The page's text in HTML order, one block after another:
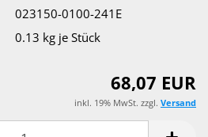
023150-0100-241E
0.13 kg je Stück
68,07 EUR
inkl. 19% MwSt. zzgl. Versand